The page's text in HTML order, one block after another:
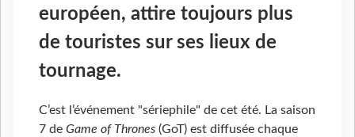
européen, attire toujours plus
de touristes sur ses lieux de
tournage.
C’est l’événement "sériephile" de cet été. La saison
7 de Game of Thrones (GoT) est diffusée chaque